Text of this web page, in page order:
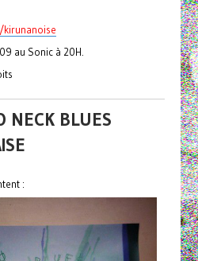
au Sonic à 20H.
NECK BLUES
: